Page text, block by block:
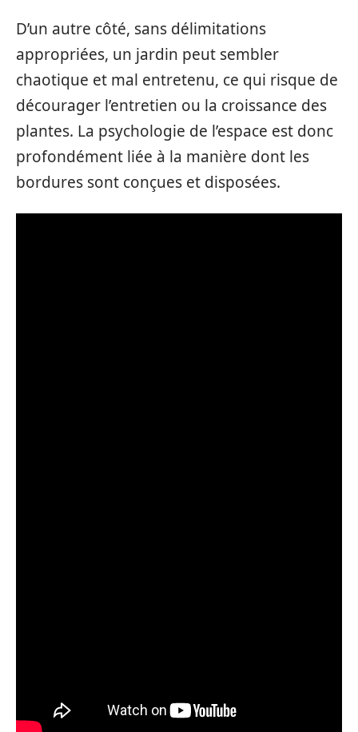
D’un autre côté, sans délimitations
appropriées, un jardin peut sembler
chaotique et mal entretenu, ce qui risque de
décourager l’entretien ou la croissance des
plantes. La psychologie de l’espace est donc
profondément liée à la manière dont les
bordures sont conçues et disposées.